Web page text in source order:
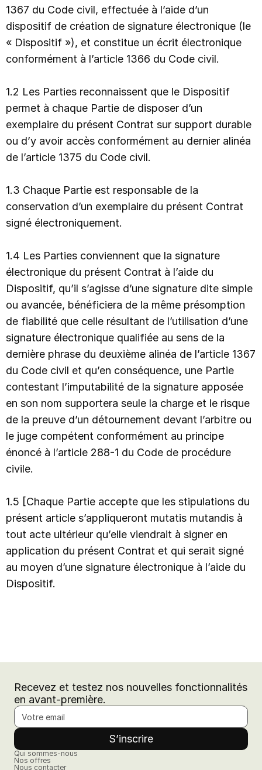
1367 du Code civil, effectuée à l’aide d’un
dispositif de création de signature électronique (le
« Dispositif »), et constitue un écrit électronique
conformément à l’article 1366 du Code civil.
1.2 Les Parties reconnaissent que le Dispositif
permet à chaque Partie de disposer d’un
exemplaire du présent Contrat sur support durable
ou d’y avoir accès conformément au dernier alinéa
de l’article 1375 du Code civil.
1.3 Chaque Partie est responsable de la
conservation d’un exemplaire du présent Contrat
signé électroniquement.
1.4 Les Parties conviennent que la signature
électronique du présent Contrat à l’aide du
Dispositif, qu’il s’agisse d’une signature dite simple
ou avancée, bénéficiera de la même présomption
de fiabilité que celle résultant de l’utilisation d’une
signature électronique qualifiée au sens de la
dernière phrase du deuxième alinéa de l’article 1367
du Code civil et qu’en conséquence, une Partie
contestant l’imputabilité de la signature apposée
en son nom supportera seule la charge et le risque
de la preuve d’un détournement devant l’arbitre ou
le juge compétent conformément au principe
énoncé à l’article 288-1 du Code de procédure
civile.
1.5 [Chaque Partie accepte que les stipulations du
présent article s’appliqueront mutatis mutandis à
tout acte ultérieur qu’elle viendrait à signer en
application du présent Contrat et qui serait signé
au moyen d’une signature électronique à l’aide du
Dispositif.
Recevez et testez nos nouvelles fonctionnalités
en avant-première.
Qui sommes-nous
Nos offres
Nous contacter